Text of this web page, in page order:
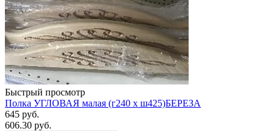
Быстрый просмотр
Полка УГЛОВАЯ малая (г240 х ш425)БЕРЕЗА
645 руб.
606.30 руб.